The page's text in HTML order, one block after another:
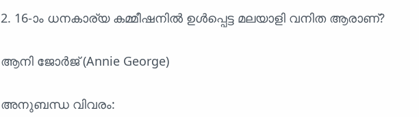
2. 16-ാം ധനകാര്യ കമ്മീഷനിൽ ഉൾപ്പെട്ട മലയാളി വനിത ആരാണ്?
ആനി ജോർജ് (Annie George)
അനുബന്ധ വിവരം: